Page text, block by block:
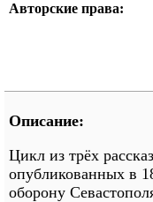
Авторские права:
Описание:
Цикл из трёх
опубликованных в
оборону